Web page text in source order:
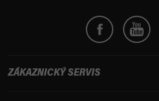
ZÁKAZNICKÝ SERVIS